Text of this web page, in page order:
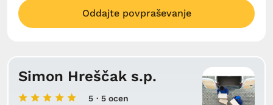
Oddajte povpraševanje
Simon Hreščak s.p.
5 · 5 ocen